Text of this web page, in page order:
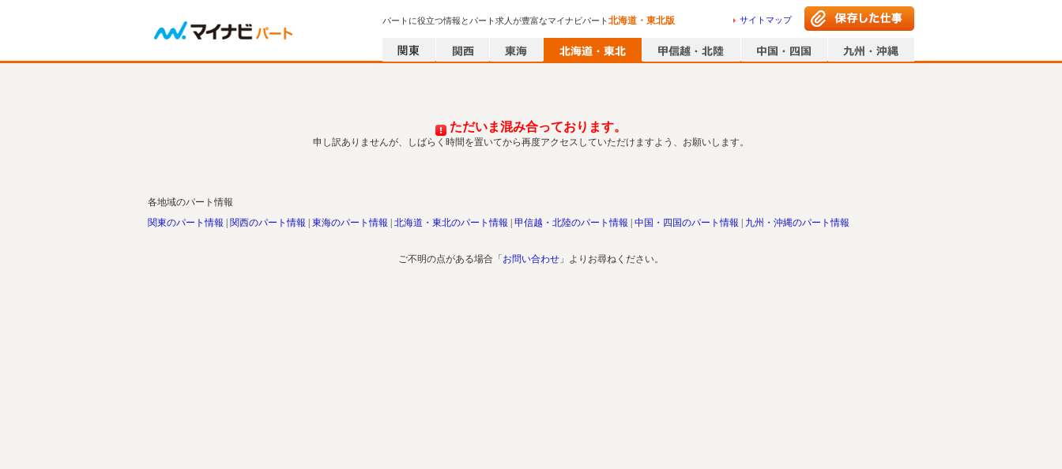
パートに役立つ情報とパート求人が豊富なマイナビパート北海道・東北版 サイトマップ
ただいま混み合っております。
申し訳ありませんが、しばらく時間を置いてから再度アクセスしていただけますよう、お願いします。
各地域のパート情報
関東のパート情報
関西のパート情報 東海のパート情報 北海道・東北のパート情報 甲信越・北陸のパート情報 中国・四国のパート情報 九州・沖縄のパート情報
ご不明の点がある場合「 お問い合わせ 」よりお尋ねください。